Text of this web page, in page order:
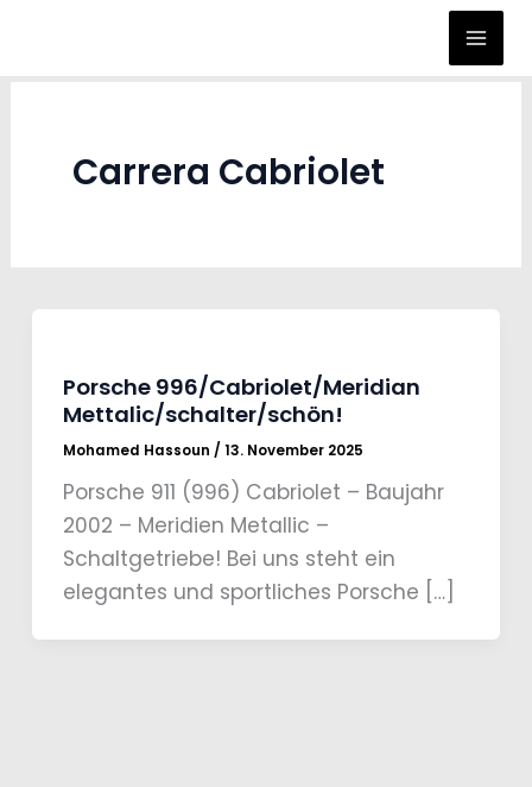
Carrera Cabriolet
Porsche 996/Cabriolet/Meridian
Mettalic/schalter/schön!
Mohamed Hassoun / 13. November 2025
Porsche 911 (996) Cabriolet – Baujahr
2002 – Meridien Metallic –
Schaltgetriebe! Bei uns steht ein
elegantes und sportliches Porsche […]